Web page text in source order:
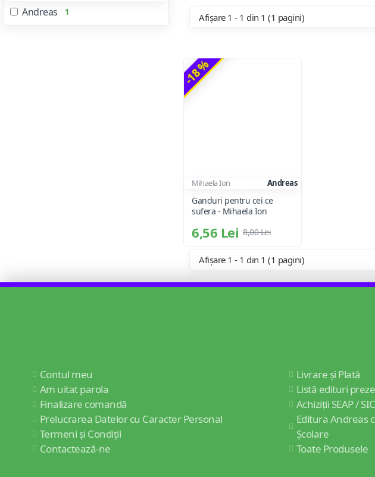
Andreas 1 Afișare 1 - 1 din 1 (1 pagini)
-18 %
Mihaela Ion Andreas
Ganduri pentru cei ce
sufera - Mihaela Ion
6,56 Lei 8,00 Lei
Afișare 1 - 1 din 1 (1 pagini)
Contul meu
Am uitat parola
Finalizare comandă
Prelucrarea Datelor cu Caracter Personal
Termeni și Condiții
Contactează-ne
Livrare și Plată
Listă edituri
Achiziții SEAP /
Editura Andreas
Școlare
Toate Produsele